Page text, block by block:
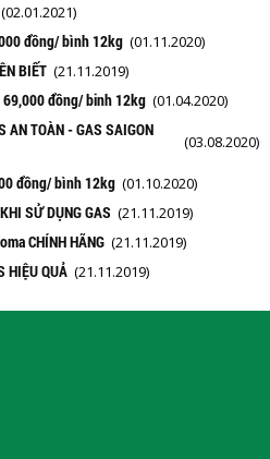
(02.01.2021)
đồng/ bình 12kg (01.11.2020)
BIẾT (21.11.2019)
69,000 đồng/ binh 12kg (01.04.2020)
AN TOÀN - GAS SAIGON
(03.08.2020)
đồng/ bình 12kg (01.10.2020)
SỬ DỤNG GAS (21.11.2019)
CHÍNH HÃNG (21.11.2019)
HIỆU QUẢ (21.11.2019)